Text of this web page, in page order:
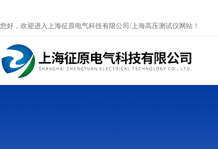
您好，欢迎进入上海征原电气科技有限公司/上海高压测试仪网站！